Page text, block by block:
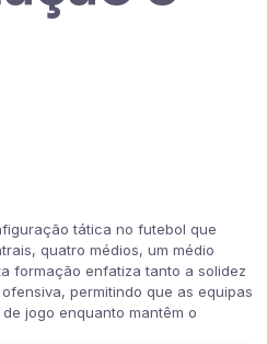
tática no futebol que
quatro médios, um médio
formação enfatiza tanto a solidez
permitindo que as equipas
jogo enquanto mantêm o